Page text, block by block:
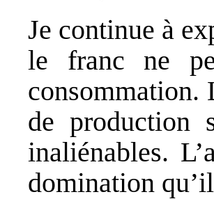
Je continue à
le franc ne
consommation.
de production
inaliénables.
domination